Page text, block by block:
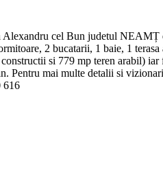
cel Bun judetul NEAMȚ
2 bucatarii, 1 baie, 1
si 779 mp teren arabil)
Pentru mai multe detalii si
616